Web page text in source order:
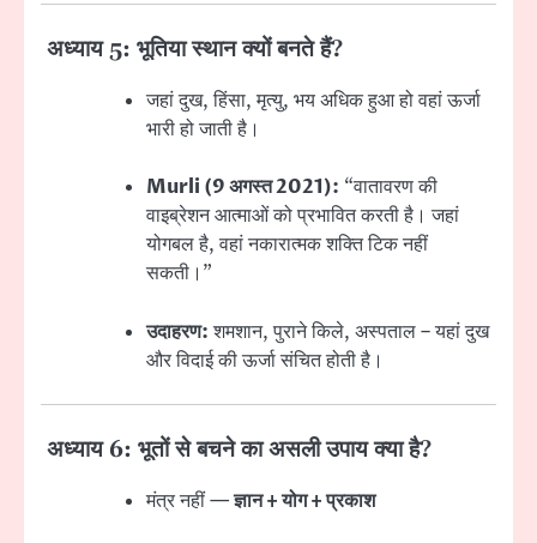
अध्याय 5: भूतिया स्थान क्यों बनते हैं?
जहां दुख, हिंसा, मृत्यु, भय अधिक हुआ हो वहां ऊर्जा
भारी हो जाती है।
Murli (9 अगस्त 2021): “वातावरण की
वाइब्रेशन आत्माओं को प्रभावित करती है। जहां
योगबल है, वहां नकारात्मक शक्ति टिक नहीं
सकती।”
उदाहरण:शमशान, पुराने किले, अस्पताल – यहां दुख
और विदाई की ऊर्जा संचित होती है।
अध्याय 6: भूतों से बचने का असली उपाय क्या है?
मंत्र नहीं —ज्ञान + योग + प्रकाश